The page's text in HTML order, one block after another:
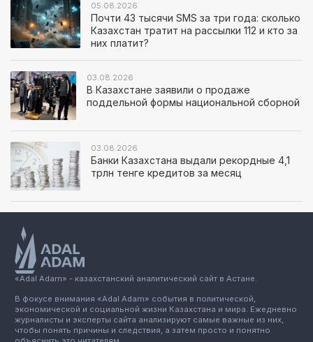
05.08.2026
Почти 43 тысячи SMS за три года: сколько
Казахстан тратит на рассылки 112 и кто за
них платит?
03.08.2026
В Казахстане заявили о продаже
поддельной формы национальной сборной
03.08.2026
Банки Казахстана выдали рекордные 4,1
трлн тенге кредитов за месяц
«Adal Adam» - казахстанский аналитический сайт в Астане.
В фокусе внимания «Adal Adam» события в политической,
экономической и социальной жизни Казахстана и мира. Ежедневно
журналисты и эксперты сайта анализируют самые важные из них,
чтобы понять причины и следствия, а затем просто и понятно